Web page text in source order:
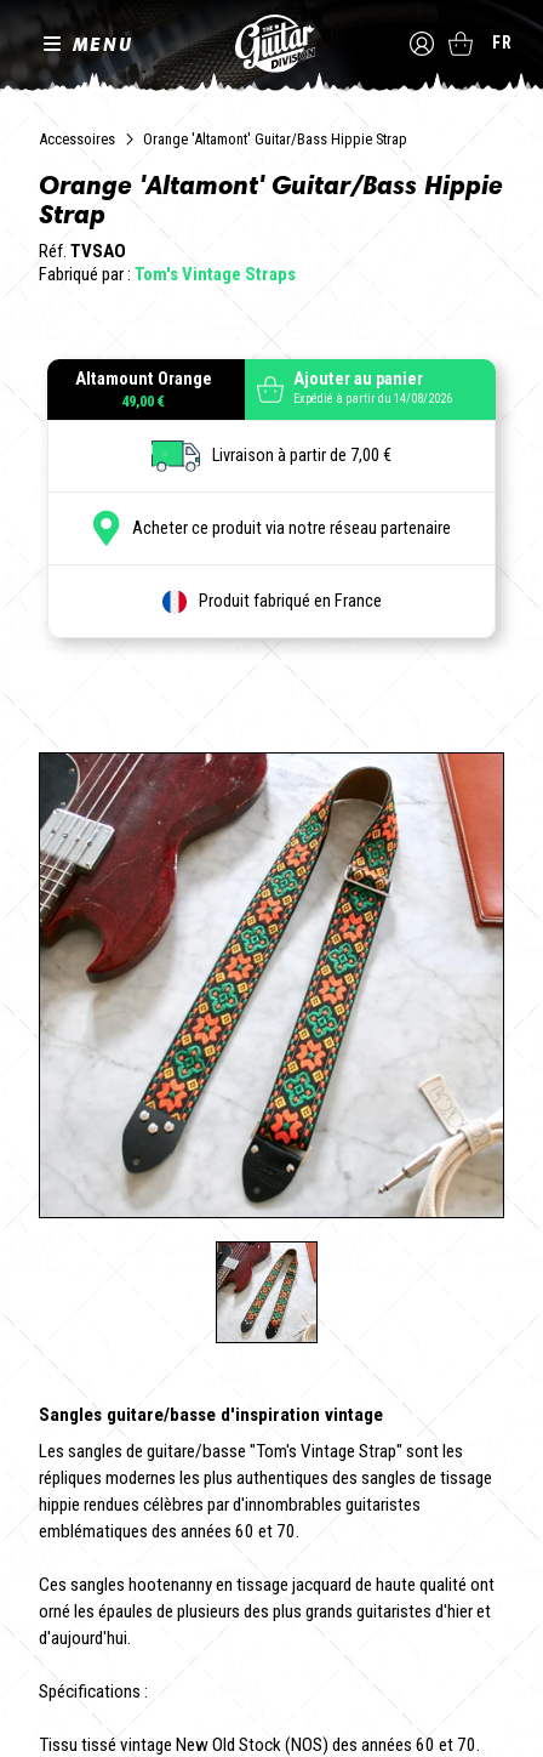
MENU FR
Accessoires Orange 'Altamont' Guitar/Bass Hippie Strap
Orange 'Altamont' Guitar/Bass Hippie
Strap
Réf. TVSAO
Fabriqué par : Tom's Vintage Straps
Altamount Orange
49,00 €
Ajouter au panier
Expédié à partir du 14/08/2026
Livraison à partir de 7,00 €
Acheter ce produit via notre réseau partenaire
Produit fabriqué en France
Sangles guitare/basse d'inspiration vintage
Les sangles de guitare/basse "Tom's Vintage Strap" sont les
répliques modernes les plus authentiques des sangles de tissage
hippie rendues célèbres par d'innombrables guitaristes
emblématiques des années 60 et 70.
Ces sangles hootenanny en tissage jacquard de haute qualité ont
orné les épaules de plusieurs des plus grands guitaristes d'hier et
d'aujourd'hui.
Spécifications :
Tissu tissé vintage New Old Stock (NOS) des années 60 et 70.